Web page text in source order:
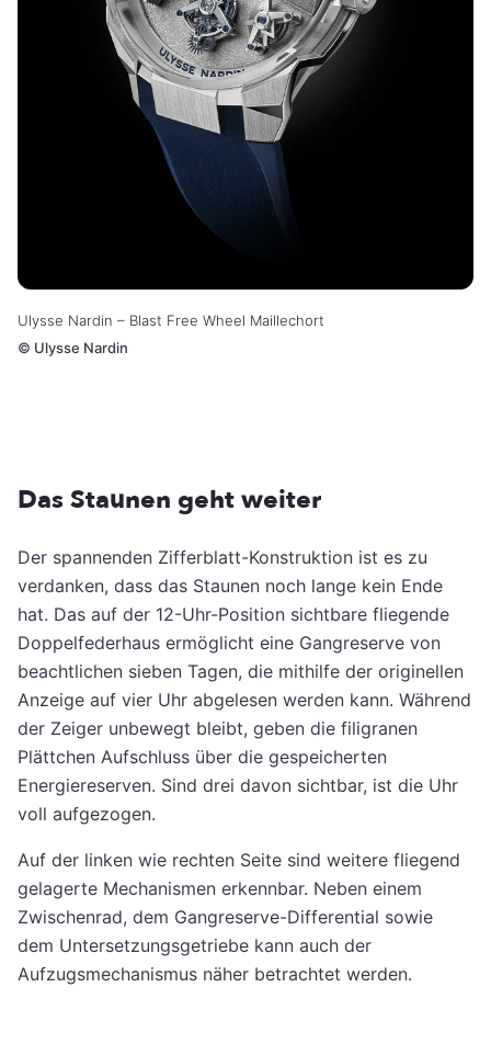
Ulysse Nardin – Blast Free Wheel Maillechort
© Ulysse Nardin
Das Staunen geht weiter
Der spannenden Zifferblatt-Konstruktion ist es zu
verdanken, dass das Staunen noch lange kein Ende
hat. Das auf der 12-Uhr-Position sichtbare fliegende
Doppelfederhaus ermöglicht eine Gangreserve von
beachtlichen sieben Tagen, die mithilfe der originellen
Anzeige auf vier Uhr abgelesen werden kann. Während
der Zeiger unbewegt bleibt, geben die filigranen
Plättchen Aufschluss über die gespeicherten
Energiereserven. Sind drei davon sichtbar, ist die Uhr
voll aufgezogen.
Auf der linken wie rechten Seite sind weitere fliegend
gelagerte Mechanismen erkennbar. Neben einem
Zwischenrad, dem Gangreserve-Differential sowie
dem Untersetzungsgetriebe kann auch der
Aufzugsmechanismus näher betrachtet werden.